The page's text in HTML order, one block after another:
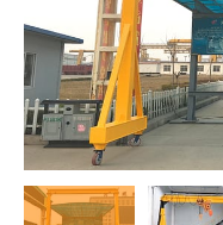
O‘zbekcha